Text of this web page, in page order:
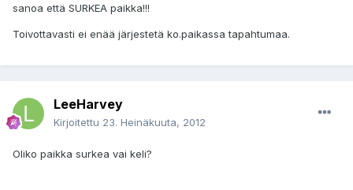
sanoa että SURKEA paikka!!!
Toivottavasti ei enää järjestetä ko.paikassa tapahtumaa.
LeeHarvey
Kirjoitettu 23. Heinäkuuta, 2012
Oliko paikka surkea vai keli?